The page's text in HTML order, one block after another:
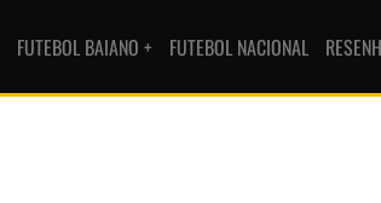
FUTEBOL BAIANO + FUTEBOL NACIONAL